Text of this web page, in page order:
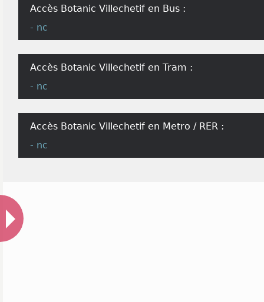
Accès Botanic Villechetif en Bus :
- nc
Accès Botanic Villechetif en Tram :
- nc
Accès Botanic Villechetif en Metro / RER :
- nc